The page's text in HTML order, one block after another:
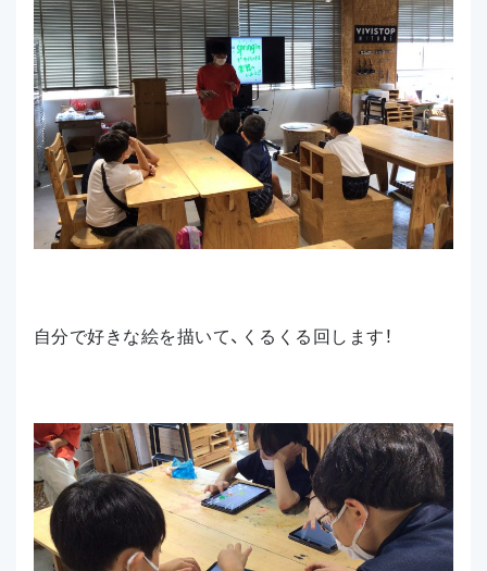
自分で好きな絵を描いて、くるくる回します！